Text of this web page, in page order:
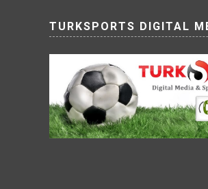
TURKSPORTS DIGITAL